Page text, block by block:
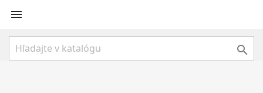

